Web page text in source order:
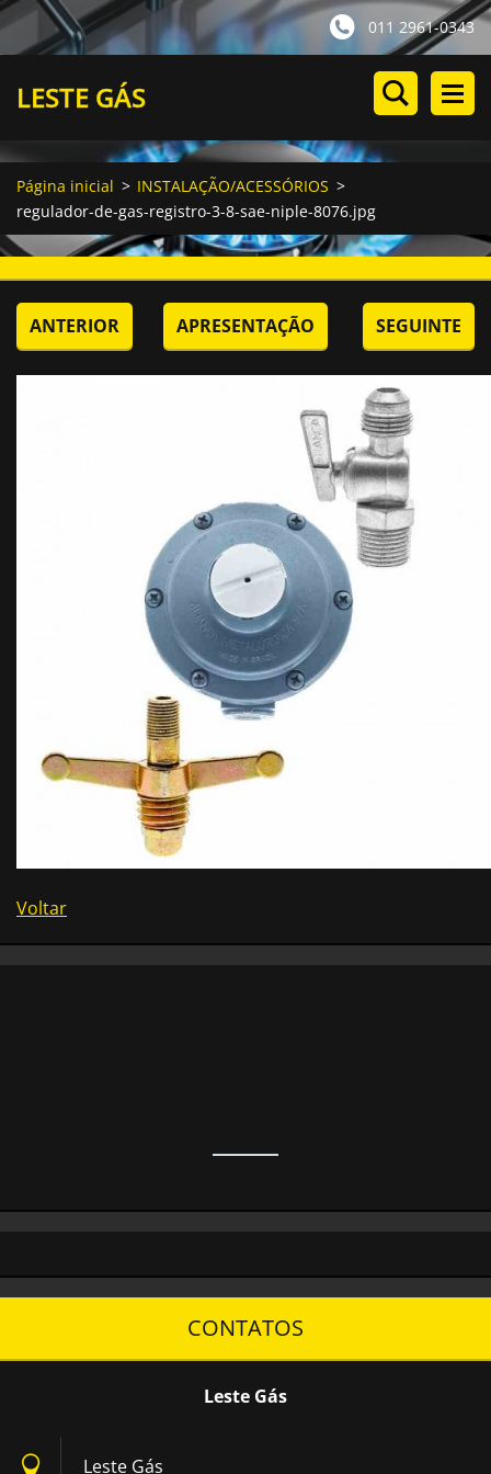
011 2961-0343
LESTE GÁS
Página inicial > INSTALAÇÃO/ACESSÓRIOS >
regulador-de-gas-registro-3-8-sae-niple-8076.jpg
ANTERIOR APRESENTAÇÃO SEGUINTE
Voltar
CONTATOS
Leste Gás
Leste Gás